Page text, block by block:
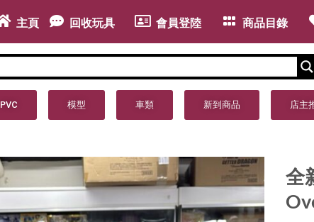
主頁 回收玩具 會員登陸 商品目錄
PVC 模型 車類 新到商品 店主
全